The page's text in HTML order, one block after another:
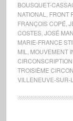
BOUSQUET-
NATIONAL
FRONT
FRANÇOIS COPÉ
COSTES, JOSÉ
MARIE-FRANCE
MIL
MOUVEMENT
CIRCONSCRIPTION
TROISIÈME
VILLENEUVE-SUR-